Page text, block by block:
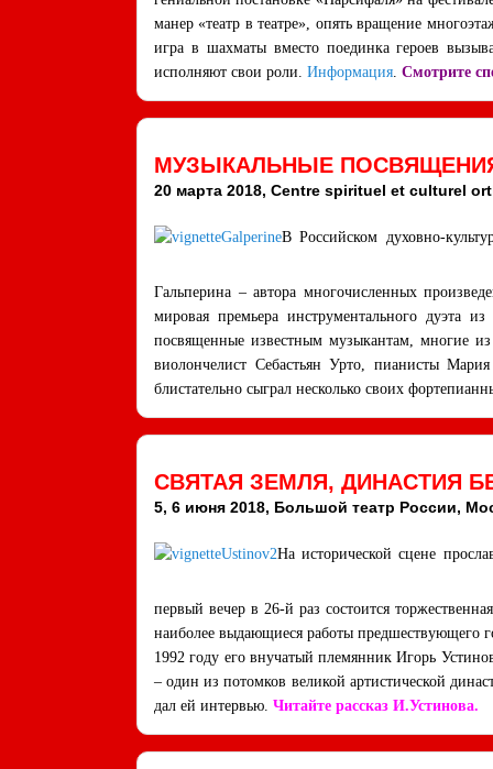
манер «театр в театре», опять вращение
игра в шахматы вместо поединка героев
исполняют свои роли. Информация Смотрите
МУЗЫКАЛЬНЫЕ
20 марта 2018, Centre spirituel et culturel
В Российском духовно-
Гальперина – автора многочисленных
мировая премьера инструментального дуэта
посвященные известным музыкантам, многие
виолончелист Себастьян Урто, пианисты
блистательно сыграл несколько своих
СВЯТАЯ ЗЕМЛЯ, ДИНАСТИЯ
5, 6 июня 2018, Большой театр России,
На исторической сцене
первый вечер в 26-й раз состоится
наиболее выдающиеся работы предшествующего
1992 году его внучатый племянник Игорь
– один из потомков великой артистической
дал ей интервью. Читайте рассказ И.Устинова.